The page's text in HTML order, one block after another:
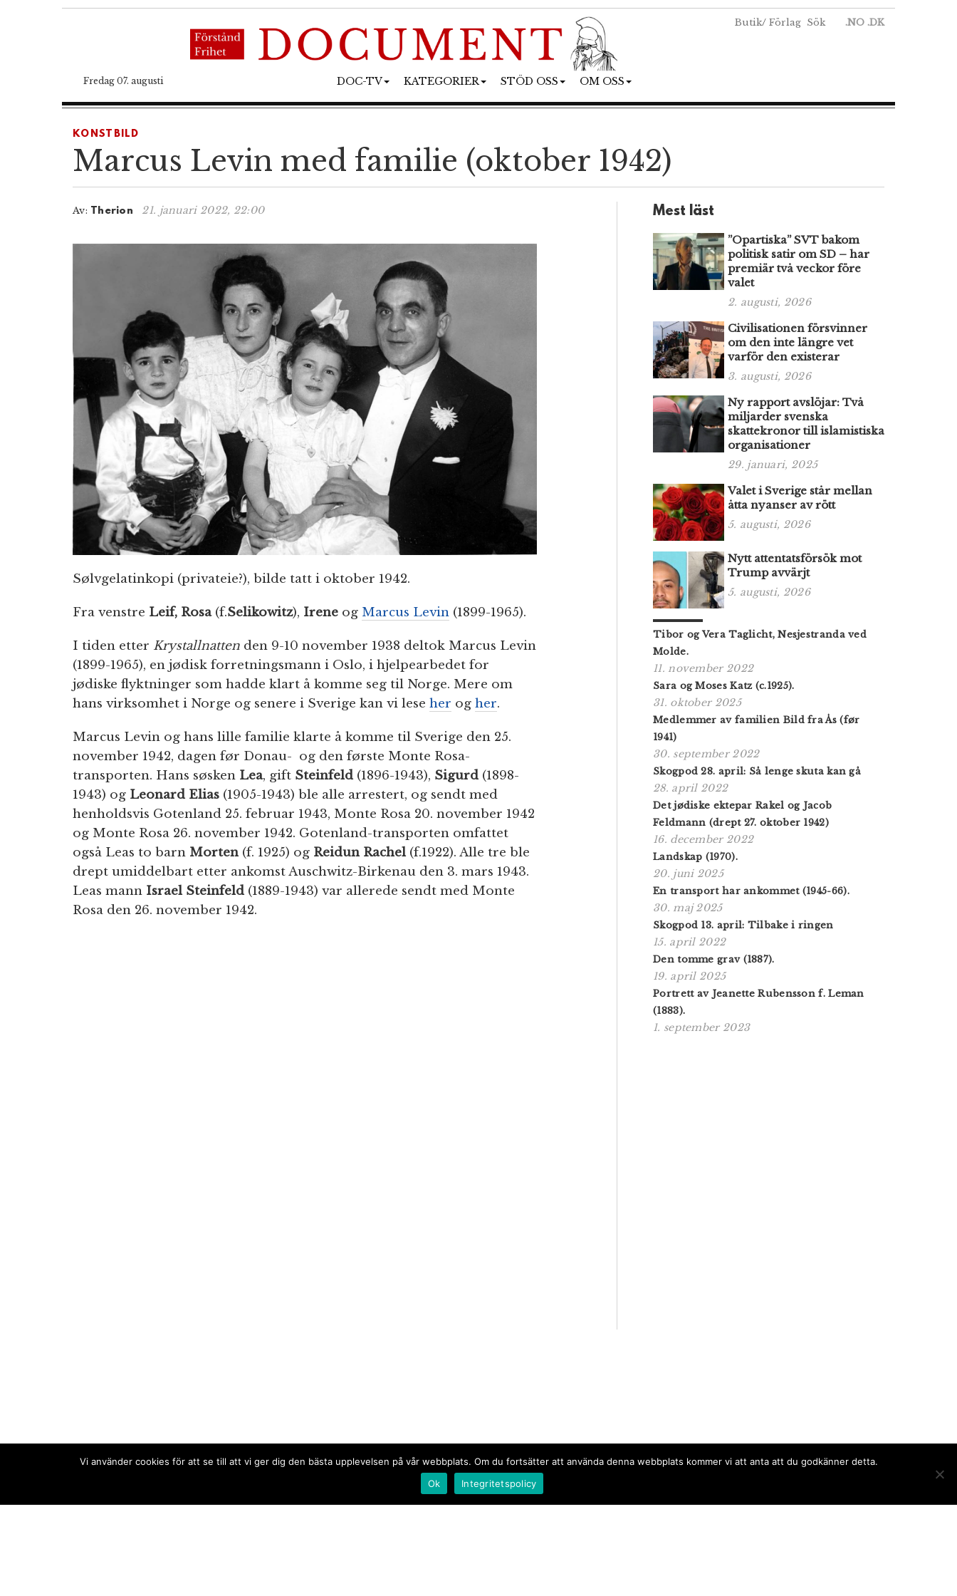
Butik/ Förlag Sök .NO .DK
Fredag 07. augusti DOC-TV KATEGORIER STÖD OSS OM OSS
KONSTBILD
Marcus Levin med familie (oktober 1942)
Av: Therion 21. januari 2022, 22:00
Sølvgelatinkopi (privateie?), bilde tatt i oktober 1942.
Fra venstre Leif, Rosa(f.Selikowitz), Irene og Marcus Levin (1899-1965).
I tiden etter Krystallnatten den 9-10 november 1938 deltok Marcus Levin
(1899-1965), en jødisk forretningsmann i Oslo, i hjelpearbedet for
jødiske flyktninger som hadde klart å komme seg til Norge. Mere om
hans virksomhet i Norge og senere i Sverige kan vi lese her og her.
Marcus Levin og hans lille familie klarte å komme til Sverige den 25.
november 1942, dagen før Donau- og den første Monte Rosa-
transporten. Hans søsken Lea, gift Steinfeld (1896-1943), Sigurd (1898-
1943) og Leonard Elias (1905-1943) ble alle arrestert, og sendt med
henholdsvis Gotenland 25. februar 1943, Monte Rosa 20. november 1942
og Monte Rosa 26. november 1942. Gotenland-transporten omfattet
også Leas to barn Morten (f. 1925) og Reidun Rachel(f.1922). Alle tre ble
drept umiddelbart etter ankomst Auschwitz-Birkenau den 3. mars 1943.
Leas mann Israel Steinfeld (1889-1943) var allerede sendt med Monte
Rosa den 26. november 1942.
Mest läst
”Opartiska” SVT bakom
politisk satir om SD – har
premiär två veckor före
valet
2. augusti, 2026
Civilisationen försvinner
om den inte längre vet
varför den existerar
3. augusti, 2026
Ny rapport avslöjar: Två
miljarder svenska
skattekronor till islamistiska
organisationer
29. januari, 2025
Valet i Sverige står mellan
åtta nyanser av rött
5. augusti, 2026
Nytt attentatsförsök mot
Trump avvärjt
5. augusti, 2026
Tibor og Vera Taglicht, Nesjestranda ved
Molde.
11. november 2022
Sara og Moses Katz (c.1925).
31. oktober 2025
Medlemmer av familien Bild fra Ås (før
1941)
30. september 2022
Skogpod 28. april: Så lenge skuta kan gå
28. april 2022
Det jødiske ektepar Rakel og Jacob
Feldmann (drept 27. oktober 1942)
16. december 2022
Landskap (1970).
20. juni 2025
En transport har ankommet (1945-66).
30. maj 2025
Skogpod 13. april: Tilbake i ringen
15. april 2022
Den tomme grav (1887).
19. april 2025
Portrett av Jeanette Rubensson f. Leman
(1883).
1. september 2023
Vi använder cookies för att se till att vi ger dig den bästa upplevelsen på vår webbplats. Om du fortsätter att använda denna webbplats kommer vi att anta att du godkänner detta.
Ok
Integritetspolicy